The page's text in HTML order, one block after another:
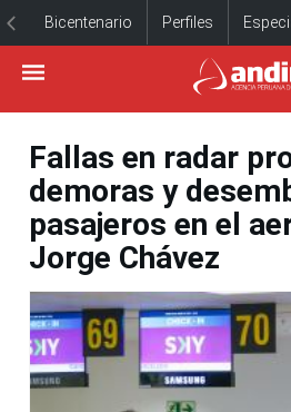
Bicentenario Perfiles
Fallas en radar
demoras y
pasajeros en el
Jorge Chávez